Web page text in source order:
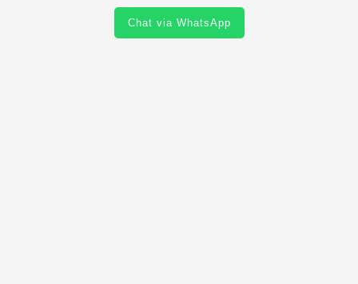
Chat via WhatsApp